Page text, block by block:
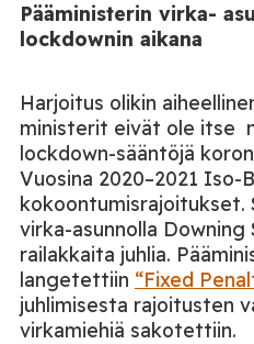
Pääministerin virka-
lockdownin aikana
Harjoitus olikin
ministerit eivät ole itse
lockdown-sääntöjä
Vuosina 2020–2021 Iso-
kokoontumisrajoitukset.
virka-asunnolla Downing
railakkaita juhlia.
langetettiin “Fixed
juhlimisesta rajoitusten
virkamiehiä sakotettiin.